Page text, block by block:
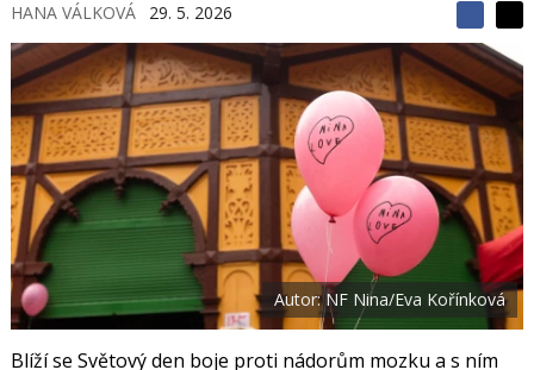
HANA VÁLKOVÁ 29. 5. 2026
S
d
í
l
e
t
S
d
l
t
e
n
a
F
a
c
e
b
o
o
k
u
í
t
e
n
a
s
í
t
i
X
Autor: NF Nina/Eva Kořínková
Blíží se Světový den boje proti nádorům mozku a s ním